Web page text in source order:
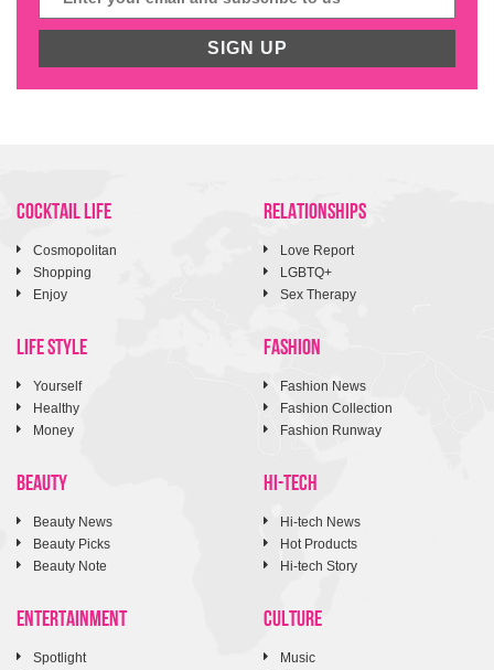
SIGN UP
COCKTAIL LIFE
Cosmopolitan
Shopping
Enjoy
RELATIONSHIPS
Love Report
LGBTQ+
Sex Therapy
LIFE STYLE
Yourself
Healthy
Money
FASHION
Fashion News
Fashion Collection
Fashion Runway
BEAUTY
Beauty News
Beauty Picks
Beauty Note
HI-TECH
Hi-tech News
Hot Products
Hi-tech Story
ENTERTAINMENT
Spotlight
CULTURE
Music